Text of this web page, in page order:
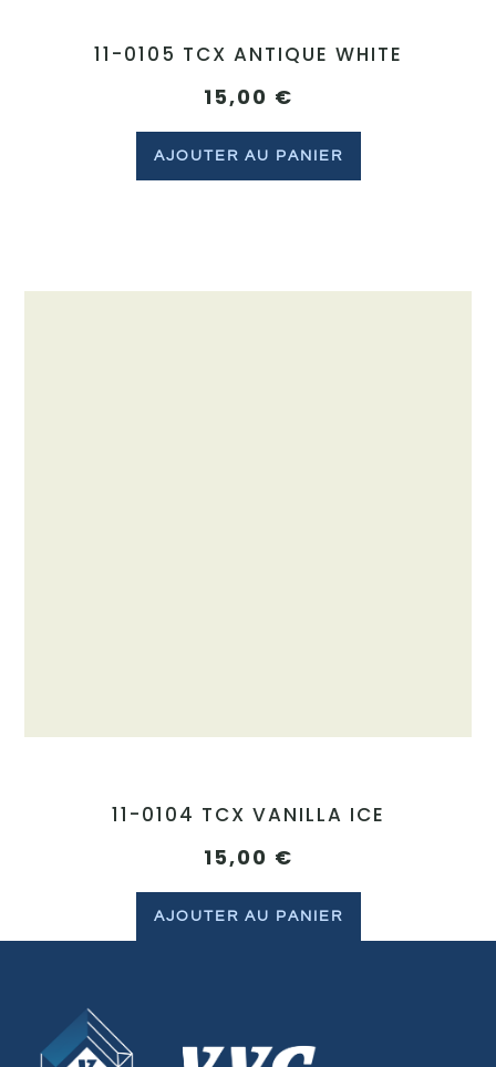
11-0105 TCX ANTIQUE WHITE
15,00 €
AJOUTER AU PANIER
11-0104 TCX VANILLA ICE
15,00 €
AJOUTER AU PANIER